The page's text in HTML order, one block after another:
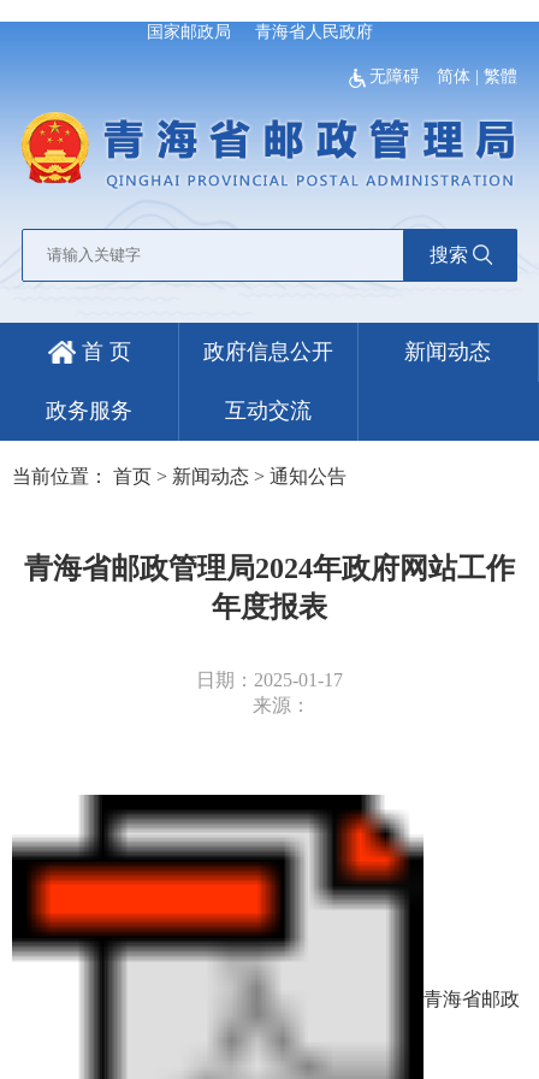
国家邮政局 青海省人民政府
无障碍 简体 |繁體
搜索
首 页 政府信息公开 新闻动态
政务服务 互动交流
当前位置： 首页 > 新闻动态 > 通知公告
青海省邮政管理局2024年政府网站工作
年度报表
日期：2025-01-17
来源：
青海省邮政